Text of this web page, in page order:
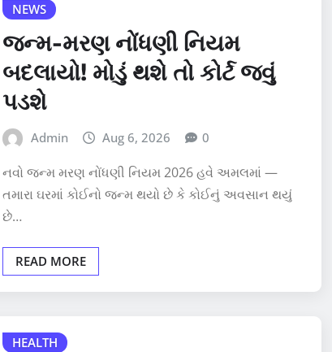
NEWS
જન્મ-મરણ નોંધણી નિયમ
બદલાયો! મોડું થશે તો કોર્ટ જવું
પડશે
Admin Aug 6, 2026 0
નવો જન્મ મરણ નોંધણી નિયમ 2026 હવે અમલમાં —
તમારા ઘરમાં કોઈનો જન્મ થયો છે કે કોઈનું અવસાન થયું
છે…
READ MORE
HEALTH